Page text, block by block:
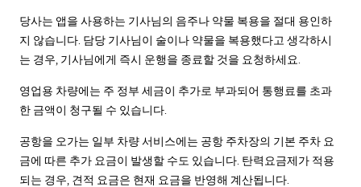
당사는 앱을 사용하는 기사님의 음주나 약물 복용을 절대 용인하
지 않습니다. 담당 기사님이 술이나 약물을 복용했다고 생각하시
는 경우, 기사님에게 즉시 운행을 종료할 것을 요청하세요.
영업용 차량에는 주 정부 세금이 추가로 부과되어 통행료를 초과
한 금액이 청구될 수 있습니다.
공항을 오가는 일부 차량 서비스에는 공항 주차장의 기본 주차 요
금에 따른 추가 요금이 발생할 수도 있습니다. 탄력요금제가 적용
되는 경우, 견적 요금은 현재 요금을 반영해 계산됩니다.